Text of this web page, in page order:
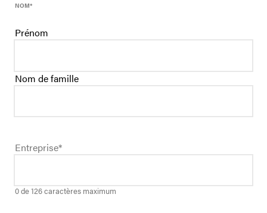
NOM*
Prénom
Nom de famille
Entreprise*
0 de 126 caractères maximum